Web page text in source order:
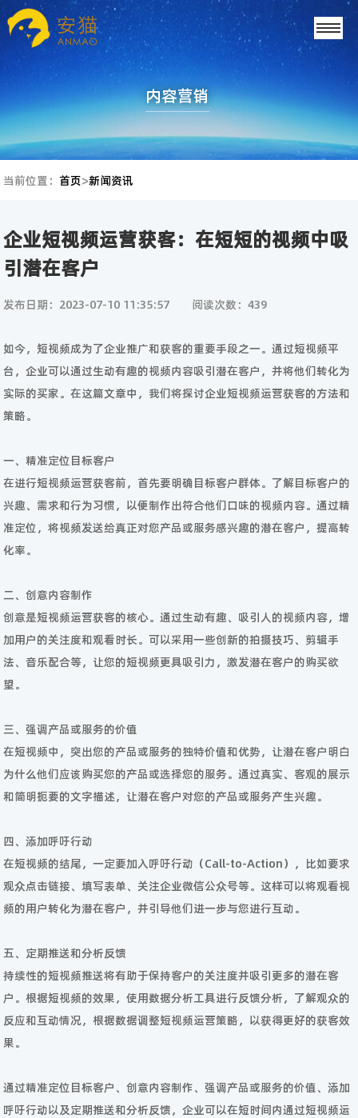
内容营销
当前位置：首页>新闻资讯
企业短视频运营获客：在短短的视频中吸
引潜在客户
发布日期：2023-07-10 11:35:57 阅读次数：439
如今，短视频成为了企业推广和获客的重要手段之一。通过短视频平
台，企业可以通过生动有趣的视频内容吸引潜在客户，并将他们转化为
实际的买家。在这篇文章中，我们将探讨企业短视频运营获客的方法和
策略。
一、精准定位目标客户
在进行短视频运营获客前，首先要明确目标客户群体。了解目标客户的
兴趣、需求和行为习惯，以便制作出符合他们口味的视频内容。通过精
准定位，将视频发送给真正对您产品或服务感兴趣的潜在客户，提高转
化率。
二、创意内容制作
创意是短视频运营获客的核心。通过生动有趣、吸引人的视频内容，增
加用户的关注度和观看时长。可以采用一些创新的拍摄技巧、剪辑手
法、音乐配合等，让您的短视频更具吸引力，激发潜在客户的购买欲
望。
三、强调产品或服务的价值
在短视频中，突出您的产品或服务的独特价值和优势，让潜在客户明白
为什么他们应该购买您的产品或选择您的服务。通过真实、客观的展示
和简明扼要的文字描述，让潜在客户对您的产品或服务产生兴趣。
四、添加呼吁行动
在短视频的结尾，一定要加入呼吁行动（Call-to-Action），比如要求
观众点击链接、填写表单、关注企业微信公众号等。这样可以将观看视
频的用户转化为潜在客户，并引导他们进一步与您进行互动。
五、定期推送和分析反馈
持续性的短视频推送将有助于保持客户的关注度并吸引更多的潜在客
户。根据短视频的效果，使用数据分析工具进行反馈分析，了解观众的
反应和互动情况，根据数据调整短视频运营策略，以获得更好的获客效
果。
通过精准定位目标客户、创意内容制作、强调产品或服务的价值、添加
呼吁行动以及定期推送和分析反馈，企业可以在短时间内通过短视频运